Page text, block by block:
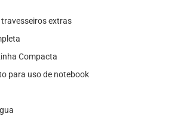
extras
Compacta
para uso de notebook